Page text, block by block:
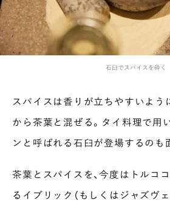
石臼でスパイスを砕く
スパイスは香りが立ちやすいよう
から茶葉と混ぜる。タイ料理で用
ンと呼ばれる石臼が登場するのも
茶葉とスパイスを、今度はトルコ
るイブリック（もしくはジャズヴ